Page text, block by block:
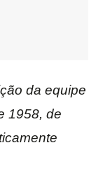
da equipe
1958, de